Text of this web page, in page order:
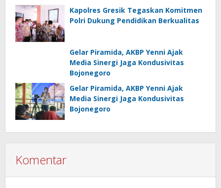
Kapolres Gresik Tegaskan Komitmen
Polri Dukung Pendidikan Berkualitas
Gelar Piramida, AKBP Yenni Ajak
Media Sinergi Jaga Kondusivitas
Bojonegoro
Gelar Piramida, AKBP Yenni Ajak
Media Sinergi Jaga Kondusivitas
Bojonegoro
Komentar